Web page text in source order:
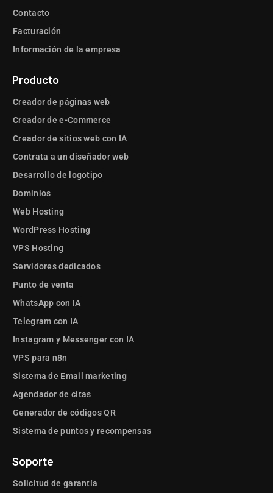
Contacto
Facturación
Información de la empresa
Producto
Creador de páginas web
Creador de e-Commerce
Creador de sitios web con IA
Contrata a un diseñador web
Desarrollo de logotipo
Dominios
Web Hosting
WordPress Hosting
VPS Hosting
Servidores dedicados
Punto de venta
WhatsApp con IA
Telegram con IA
Instagram y Messenger con IA
VPS para n8n
Sistema de Email marketing
Agendador de citas
Generador de códigos QR
Sistema de puntos y recompensas
Soporte
Solicitud de garantía